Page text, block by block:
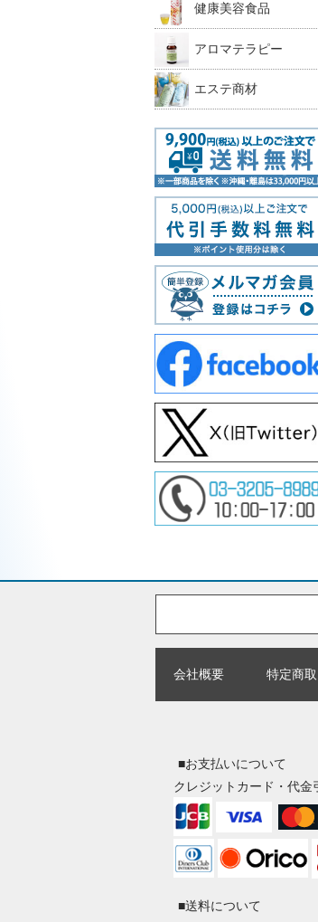
健康美容食品
アロマテラピー
エステ商材
会社概要 特定商
■お支払いについて
クレジットカード・代金
■送料について